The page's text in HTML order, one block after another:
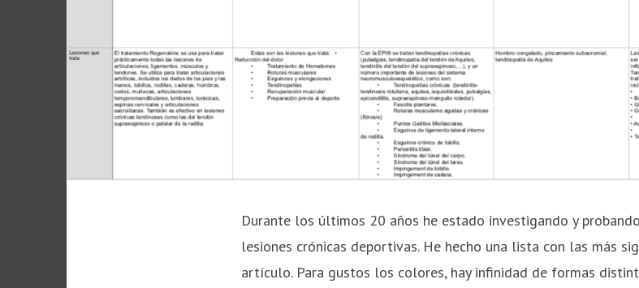
Durante los últimos 20 años he estado investigando y
lesiones crónicas deportivas. He hecho una lista con las más
artículo. Para gustos los colores, hay infinidad de formas